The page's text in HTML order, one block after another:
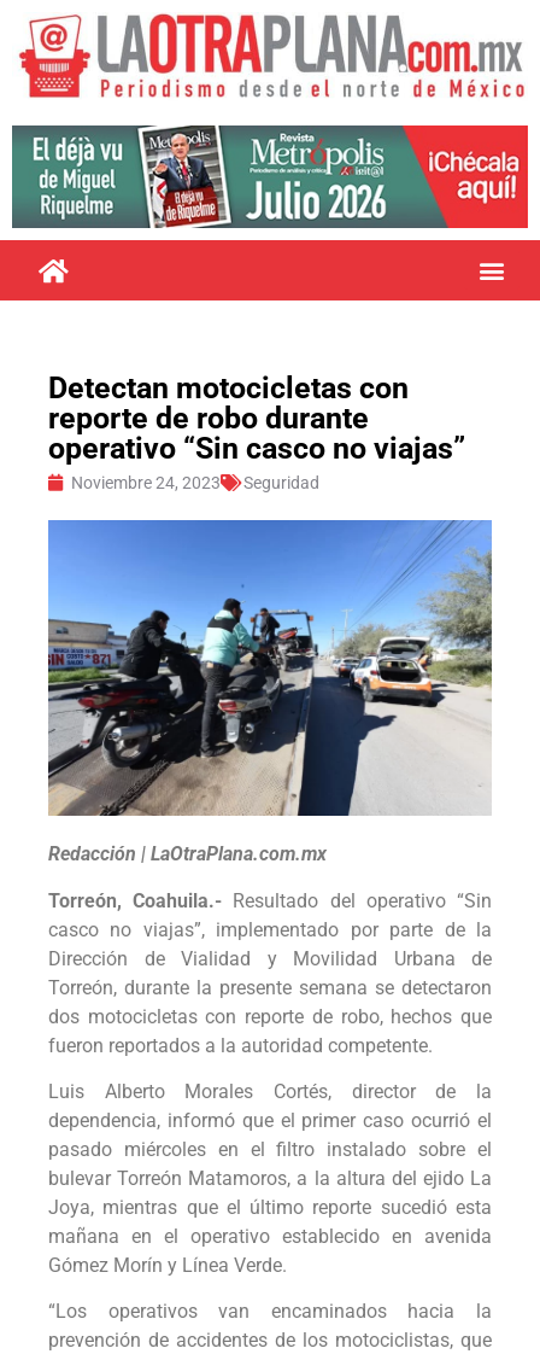
Detectan motocicletas con
reporte de robo durante
operativo “Sin casco no viajas”
Noviembre 24, 2023 Seguridad
Redacción | LaOtraPlana.com.mx
Torreón, Coahuila.- Resultado del operativo “Sin
casco no viajas”, implementado por parte de la
Dirección de Vialidad y Movilidad Urbana de
Torreón, durante la presente semana se detectaron
dos motocicletas con reporte de robo, hechos que
fueron reportados a la autoridad competente.
Luis Alberto Morales Cortés, director de la
dependencia, informó que el primer caso ocurrió el
pasado miércoles en el filtro instalado sobre el
bulevar Torreón Matamoros, a la altura del ejido La
Joya, mientras que el último reporte sucedió esta
mañana en el operativo establecido en avenida
Gómez Morín y Línea Verde.
“Los operativos van encaminados hacia la
prevención de accidentes de los motociclistas, que